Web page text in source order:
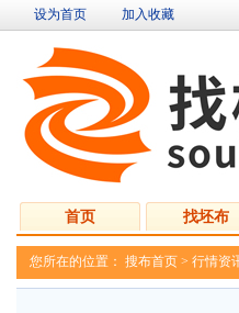
设为首页 加入收藏
首页 找坯布
您所在的位置： 搜布首页 > 行情资